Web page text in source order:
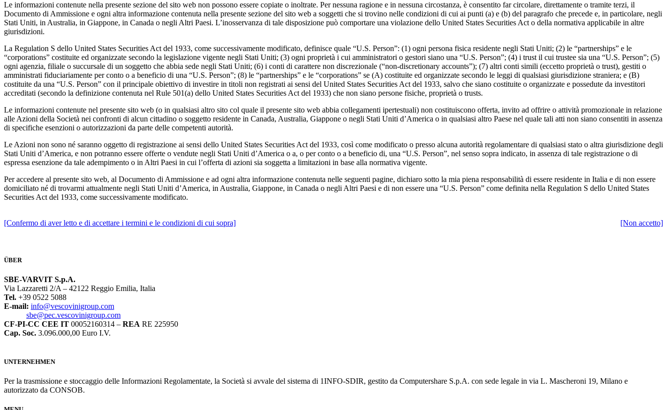
Le informazioni contenute nella presente sezione del sito web non possono essere copiate o inoltrate. Per nessuna ragione e in nessuna circostanza, è consentito far circolare, direttamente o tramite terzi, il
Documento di Ammissione e ogni altra informazione contenuta nella presente sezione del sito web a soggetti che si trovino nelle condizioni di cui ai punti (a) e (b) del paragrafo che precede e, in particolare, negli
Stati Uniti, in Australia, in Giappone, in Canada o negli Altri Paesi. L’inosservanza di tale disposizione può comportare una violazione dello United States Securities Act o della normativa applicabile in altre
giurisdizioni.
La Regulation S dello United States Securities Act del 1933, come successivamente modificato, definisce quale “U.S. Person”: (1) ogni persona fisica residente negli Stati Uniti; (2) le “partnerships” e le
“corporations” costituite ed organizzate secondo la legislazione vigente negli Stati Uniti; (3) ogni proprietà i cui amministratori o gestori siano una “U.S. Person”; (4) i trust il cui trustee sia una “U.S. Person”; (5)
ogni agenzia, filiale o succursale di un soggetto che abbia sede negli Stati Uniti; (6) i conti di carattere non discrezionale (“non-discretionary accounts”); (7) altri conti simili (eccetto proprietà o trust), gestiti o
amministrati fiduciariamente per conto o a beneficio di una “U.S. Person”; (8) le “partnerships” e le “corporations” se (A) costituite ed organizzate secondo le leggi di qualsiasi giurisdizione straniera; e (B)
costituite da una “U.S. Person” con il principale obiettivo di investire in titoli non registrati ai sensi del United States Securities Act del 1933, salvo che siano costituite o organizzate e possedute da investitori
accreditati (secondo la definizione contenuta nel Rule 501(a) dello United States Securities Act del 1933) che non siano persone fisiche, proprietà o trusts.
Le informazioni contenute nel presente sito web (o in qualsiasi altro sito col quale il presente sito web abbia collegamenti ipertestuali) non costituiscono offerta, invito ad offrire o attività promozionale in relazione
alle Azioni della Società nei confronti di alcun cittadino o soggetto residente in Canada, Australia, Giappone o negli Stati Uniti d’America o in qualsiasi altro Paese nel quale tali atti non siano consentiti in assenza
di specifiche esenzioni o autorizzazioni da parte delle competenti autorità.
Le Azioni non sono né saranno oggetto di registrazione ai sensi dello United States Securities Act del 1933, così come modificato o presso alcuna autorità regolamentare di qualsiasi stato o altra giurisdizione degli
Stati Uniti d’America, e non potranno essere offerte o vendute negli Stati Uniti d’America o a, o per conto o a beneficio di, una “U.S. Person”, nel senso sopra indicato, in assenza di tale registrazione o di
espressa esenzione da tale adempimento o in Altri Paesi in cui l’offerta di azioni sia soggetta a limitazioni in base alla normativa vigente.
Per accedere al presente sito web, al Documento di Ammissione e ad ogni altra informazione contenuta nelle seguenti pagine, dichiaro sotto la mia piena responsabilità di essere residente in Italia e di non essere
domiciliato né di trovarmi attualmente negli Stati Uniti d’America, in Australia, Giappone, in Canada o negli Altri Paesi e di non essere una “U.S. Person” come definita nella Regulation S dello United States
Securities Act del 1933, come successivamente modificato.
[Confermo di aver letto e di accettare i termini e le condizioni di cui sopra] [Non accetto]
ÜBER
SBE-VARVIT S.p.A.
Via Lazzaretti 2/A – 42122 Reggio Emilia, Italia
Tel. +39 0522 5088
E-mail: info@vescovinigroup.com
sbe@pec.vescovinigroup.com
CF-PI-CC CEE IT 00052160314 – REA RE 225950
Cap. Soc. 3.096.000,00 Euro I.V.
UNTERNEHMEN
Per la trasmissione e stoccaggio delle Informazioni Regolamentate, la Società si avvale del sistema di 1INFO-SDIR, gestito da Computershare S.p.A. con sede legale in via L. Mascheroni 19, Milano e
autorizzato da CONSOB.